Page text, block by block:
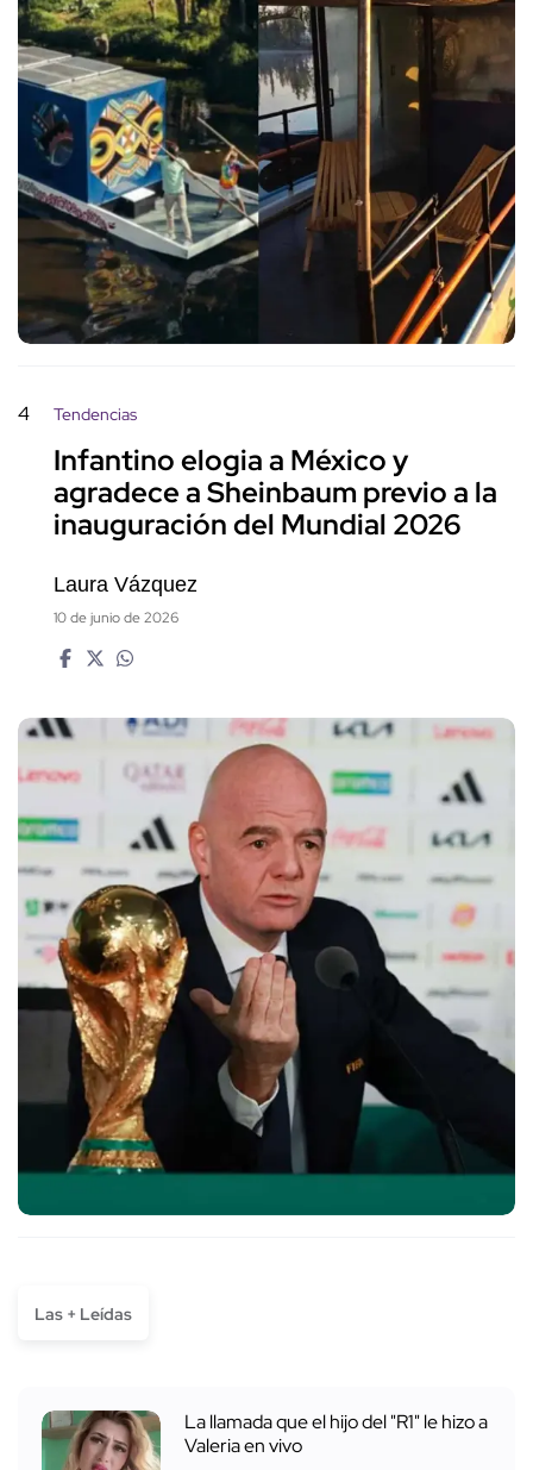
4 Tendencias
Infantino elogia a México y
agradece a Sheinbaum previo a la
inauguración del Mundial 2026
Laura Vázquez
10 de junio de 2026
Las + Leídas
La llamada que el hijo del "R1" le hizo a
Valeria en vivo